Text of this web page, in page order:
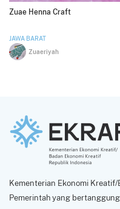
Zuae Henna Craft
JAWA BARAT
Zuaeriyah
Kementerian Ekonomi
Pemerintah yang